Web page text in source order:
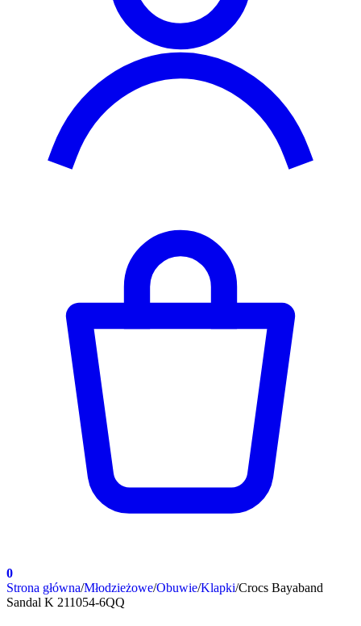
0
Strona główna/Młodzieżowe/Obuwie/Klapki/Crocs Bayaband
Sandal K 211054-6QQ